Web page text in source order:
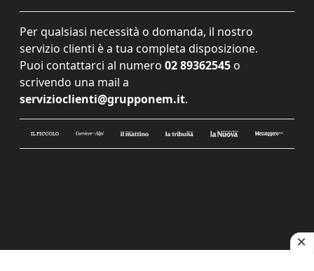
Per qualsiasi necessità o domanda, il nostro
servizio clienti è a tua completa disposizione.
Puoi contattarci al numero 02 89362545 o
scrivendo una mail a
servizioclienti@grupponem.it.